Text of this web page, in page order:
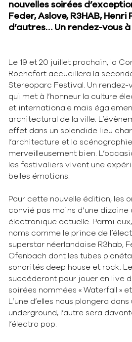
nouvelles soirées
Feder, Aslove, R3HAB, Henri
d’autres… Un rendez-vous
Le 19 et 20 juillet prochain, la
Rochefort accueillera la
Stereoparc Festival. Un
qui met à l’honneur la culture
et internationale mais
architectural de la ville.
effet dans un splendide lieu
l’architecture et la
merveilleusement bien.
les festivaliers vivent une
belles émotions.
Pour cette nouvelle édition, les
convié pas moins d’une dizaine
électronique actuelle. Parmi
noms comme le prince de
superstar néerlandaise R3hab,
Ofenbach dont les tubes
sonorités deep house et rock.
succéderont pour jouer en live
soirées nommées « Waterfall »
L’une d’elles nous plongera
underground, l’autre sera
l’électro pop.